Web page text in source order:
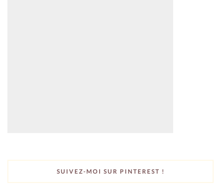
SUIVEZ-MOI SUR PINTEREST !